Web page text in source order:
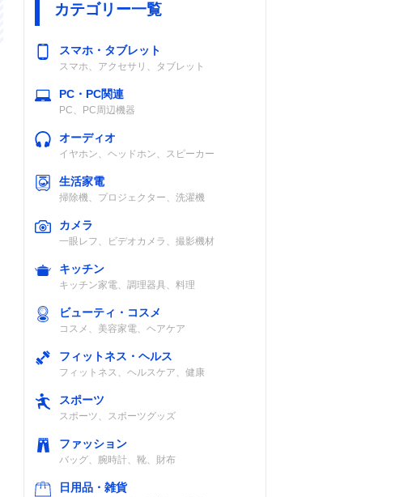
カテゴリー一覧
スマホ・タブレット
スマホ、アクセサリ、タブレット
PC・PC関連
PC、PC周辺機器
オーディオ
イヤホン、ヘッドホン、スピーカー
生活家電
掃除機、プロジェクター、洗濯機
カメラ
一眼レフ、ビデオカメラ、撮影機材
キッチン
キッチン家電、調理器具、料理
ビューティ・コスメ
コスメ、美容家電、ヘアケア
フィットネス・ヘルス
フィットネス、ヘルスケア、健康
スポーツ
スポーツ、スポーツグッズ
ファッション
バッグ、腕時計、靴、財布
日用品・雑貨